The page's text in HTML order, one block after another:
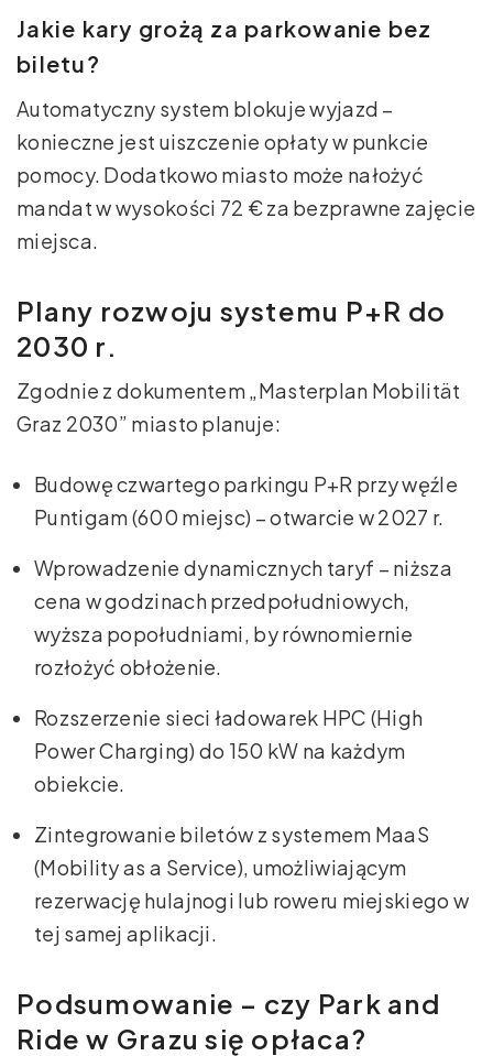
Jakie kary grożą za parkowanie bez
biletu?
Automatyczny system blokuje wyjazd –
konieczne jest uiszczenie opłaty w punkcie
pomocy. Dodatkowo miasto może nałożyć
mandat w wysokości 72 € za bezprawne zajęcie
miejsca.
Plany rozwoju systemu P+R do
2030 r.
Zgodnie z dokumentem „Masterplan Mobilität
Graz 2030” miasto planuje:
Budowę czwartego parkingu P+R przy węźle
Puntigam (600 miejsc) – otwarcie w 2027 r.
Wprowadzenie dynamicznych taryf – niższa
cena w godzinach przedpołudniowych,
wyższa popołudniami, by równomiernie
rozłożyć obłożenie.
Rozszerzenie sieci ładowarek HPC (High
Power Charging) do 150 kW na każdym
obiekcie.
Zintegrowanie biletów z systemem MaaS
(Mobility as a Service), umożliwiającym
rezerwację hulajnogi lub roweru miejskiego w
tej samej aplikacji.
Podsumowanie – czy Park and
Ride w Grazu się opłaca?